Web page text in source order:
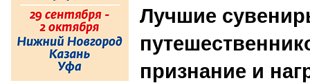
Лучшие
признание и